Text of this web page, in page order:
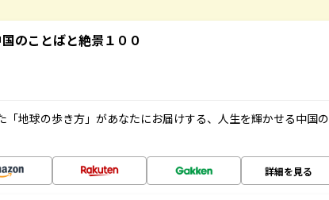
のことばと絶景１００
「地球の歩き方」があなたにお届けする、人生を輝かせる中国の
詳細を見る